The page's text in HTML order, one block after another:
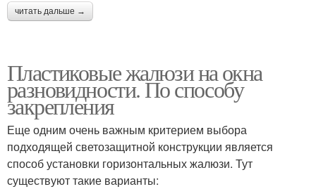
читать дальше →
Пластиковые жалюзи на окна
разновидности. По способу
закрепления
Еще одним очень важным критерием выбора
подходящей светозащитной конструкции является
способ установки горизонтальных жалюзи. Тут
существуют такие варианты: